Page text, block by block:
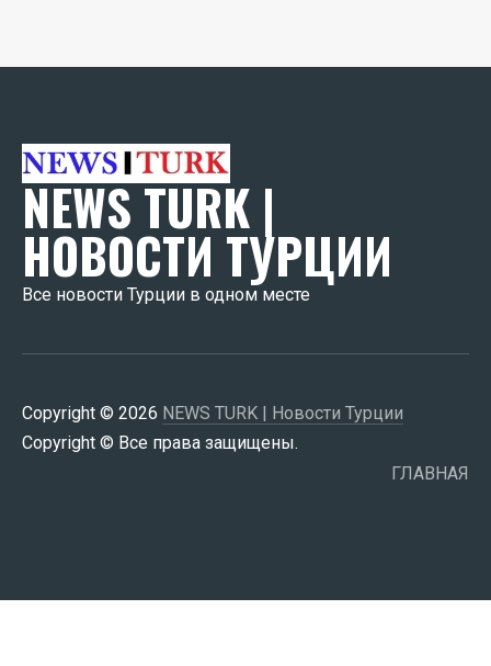
NEWS TURK |
НОВОСТИ ТУРЦИИ
Все новости Турции в одном месте
Copyright © 2026 NEWS TURK | Новости Турции
Copyright © Все права защищены.
ГЛАВНАЯ